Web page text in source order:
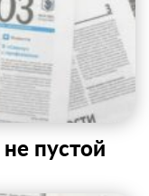
пустой